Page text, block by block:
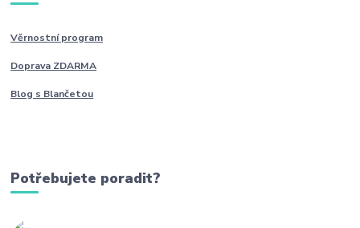
Věrnostní program
Doprava ZDARMA
Blog s Blančetou
Potřebujete poradit?